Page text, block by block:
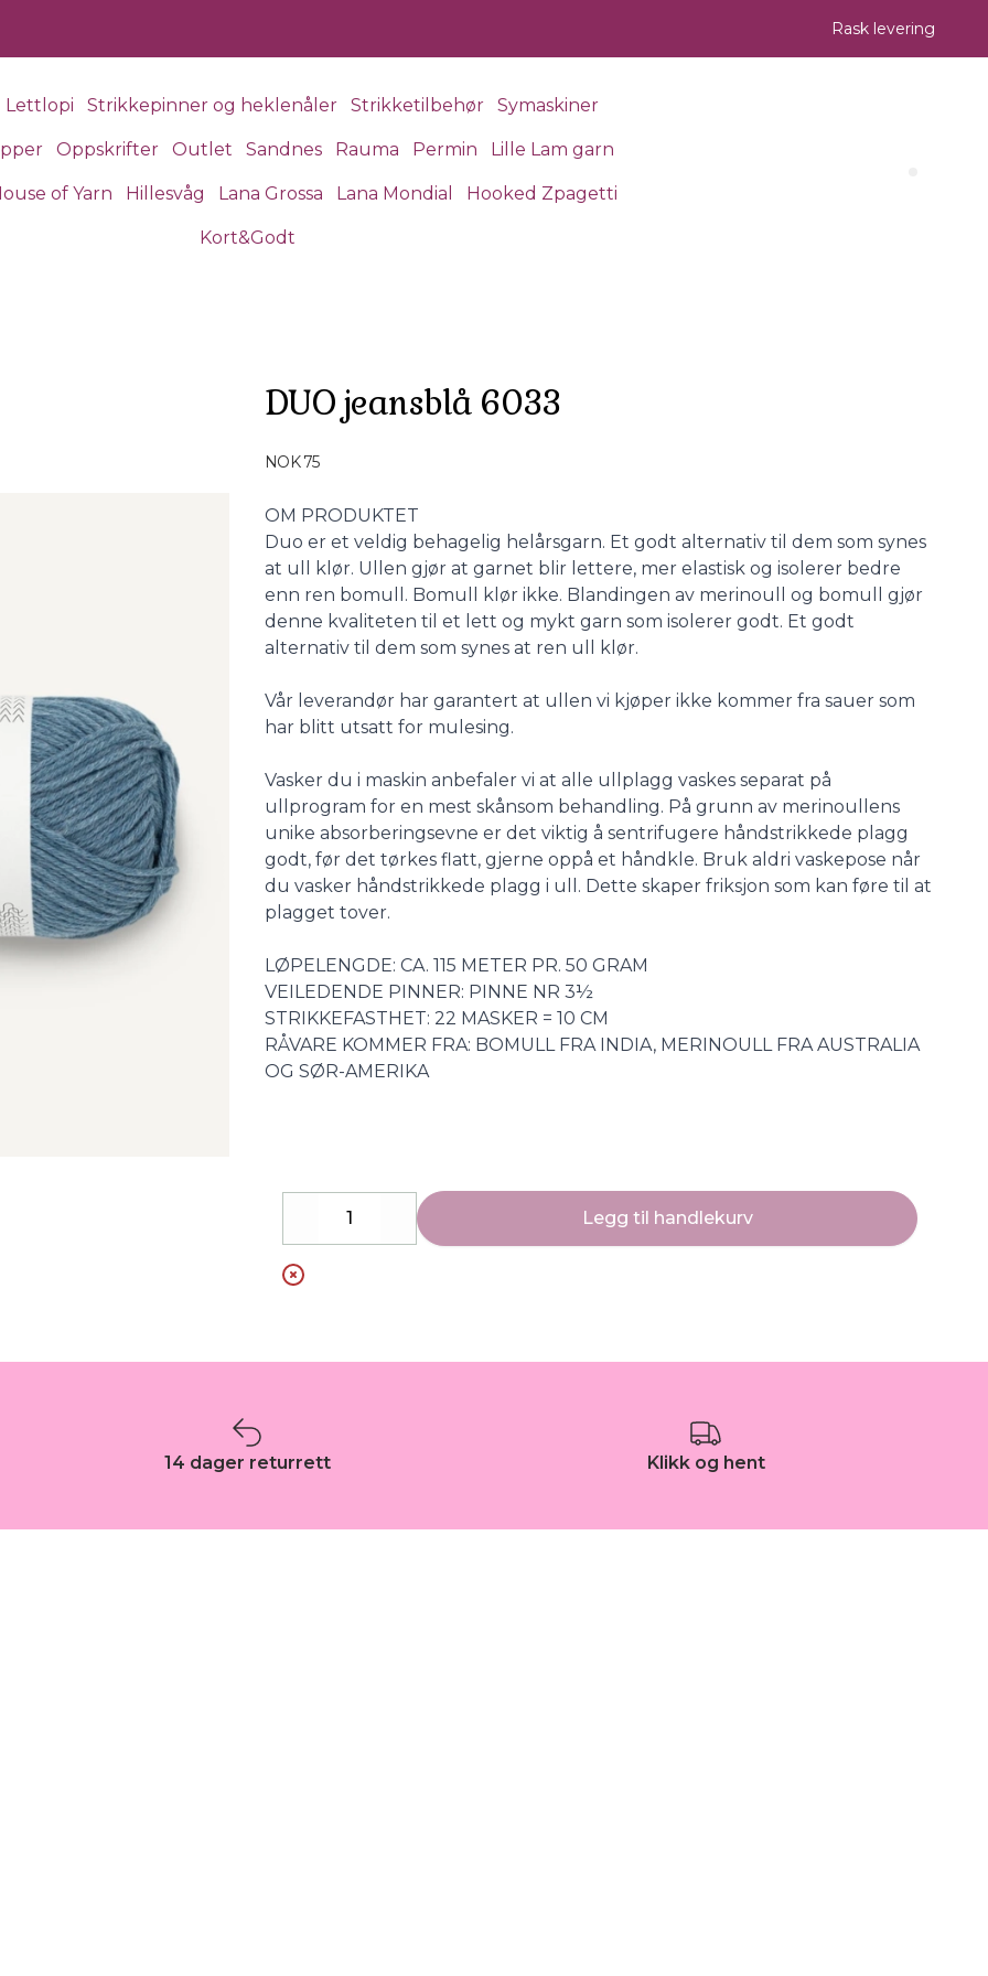
Rask levering
Lettlopi Strikkepinner og heklenåler Strikketilbehør Symaskiner
Oppskrifter Outlet Sandnes Rauma Permin Lille Lam garn
of Yarn Hillesvåg Lana Grossa Lana Mondial Hooked Zpagetti
Kort&Godt
DUO jeansblå 6033
NOK 75
Description
OM PRODUKTET
Duo er et veldig behagelig helårsgarn. Et godt alternativ til dem som synes
at ull klør. Ullen gjør at garnet blir lettere, mer elastisk og isolerer bedre
enn ren bomull. Bomull klør ikke. Blandingen av merinoull og bomull gjør
denne kvaliteten til et lett og mykt garn som isolerer godt. Et godt
alternativ til dem som synes at ren ull klør.
Vår leverandør har garantert at ullen vi kjøper ikke kommer fra sauer som
har blitt utsatt for mulesing.
Vasker du i maskin anbefaler vi at alle ullplagg vaskes separat på
ullprogram for en mest skånsom behandling. På grunn av merinoullens
unike absorberingsevne er det viktig å sentrifugere håndstrikkede plagg
godt, før det tørkes flatt, gjerne oppå et håndkle. Bruk aldri vaskepose når
du vasker håndstrikkede plagg i ull. Dette skaper friksjon som kan føre til at
plagget tover.
LØPELENGDE: CA. 115 METER PR. 50 GRAM
VEILEDENDE PINNER: PINNE NR 3½
STRIKKEFASTHET: 22 MASKER = 10 CM
RÅVARE KOMMER FRA: BOMULL FRA INDIA, MERINOULL FRA AUSTRALIA
OG SØR-AMERIKA
Decrease Increase
Legg til handlekurv
14 dager returrett Klikk og hent